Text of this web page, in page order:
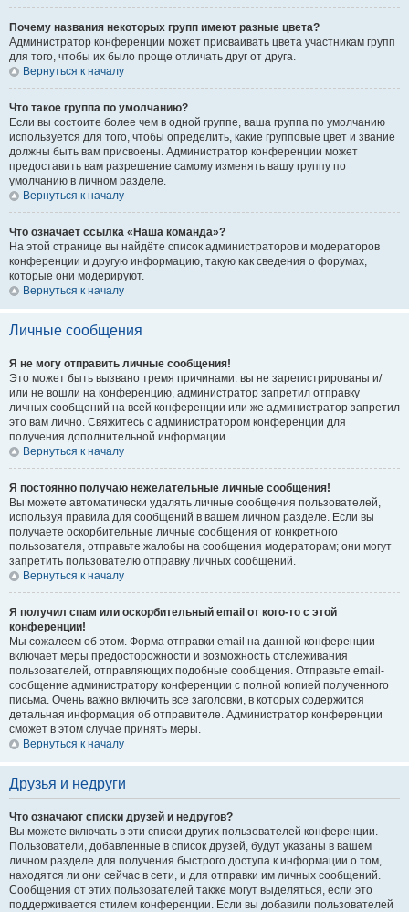
Почему названия некоторых групп имеют разные цвета?
Администратор конференции может присваивать цвета участникам групп
для того, чтобы их было проще отличать друг от друга.
Вернуться к началу
Что такое группа по умолчанию?
Если вы состоите более чем в одной группе, ваша группа по умолчанию
используется для того, чтобы определить, какие групповые цвет и звание
должны быть вам присвоены. Администратор конференции может
предоставить вам разрешение самому изменять вашу группу по
умолчанию в личном разделе.
Вернуться к началу
Что означает ссылка «Наша команда»?
На этой странице вы найдёте список администраторов и модераторов
конференции и другую информацию, такую как сведения о форумах,
которые они модерируют.
Вернуться к началу
Личные сообщения
Я не могу отправить личные сообщения!
Это может быть вызвано тремя причинами: вы не зарегистрированы и/
или не вошли на конференцию, администратор запретил отправку
личных сообщений на всей конференции или же администратор запретил
это вам лично. Свяжитесь с администратором конференции для
получения дополнительной информации.
Вернуться к началу
Я постоянно получаю нежелательные личные сообщения!
Вы можете автоматически удалять личные сообщения пользователей,
используя правила для сообщений в вашем личном разделе. Если вы
получаете оскорбительные личные сообщения от конкретного
пользователя, отправьте жалобы на сообщения модераторам; они могут
запретить пользователю отправку личных сообщений.
Вернуться к началу
Я получил спам или оскорбительный email от кого-то с этой
конференции!
Мы сожалеем об этом. Форма отправки email на данной конференции
включает меры предосторожности и возможность отслеживания
пользователей, отправляющих подобные сообщения. Отправьте email-
сообщение администратору конференции с полной копией полученного
письма. Очень важно включить все заголовки, в которых содержится
детальная информация об отправителе. Администратор конференции
сможет в этом случае принять меры.
Вернуться к началу
Друзья и недруги
Что означают списки друзей и недругов?
Вы можете включать в эти списки других пользователей конференции.
Пользователи, добавленные в список друзей, будут указаны в вашем
личном разделе для получения быстрого доступа к информации о том,
находятся ли они сейчас в сети, и для отправки им личных сообщений.
Сообщения от этих пользователей также могут выделяться, если это
поддерживается стилем конференции. Если вы добавили пользователей